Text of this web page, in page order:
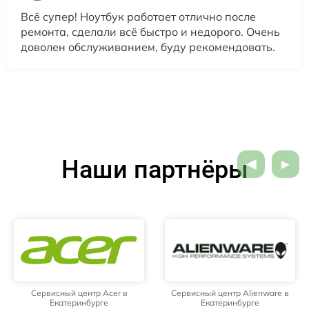
Всё супер! Ноутбук работает отлично после
ремонта, сделали всё быстро и недорого. Очень
доволен обслуживанием, буду рекомендовать.
Наши партнёры
Сервисный центр Acer в
Екатеринбурге
Сервисный центр Alienware в
Екатеринбурге